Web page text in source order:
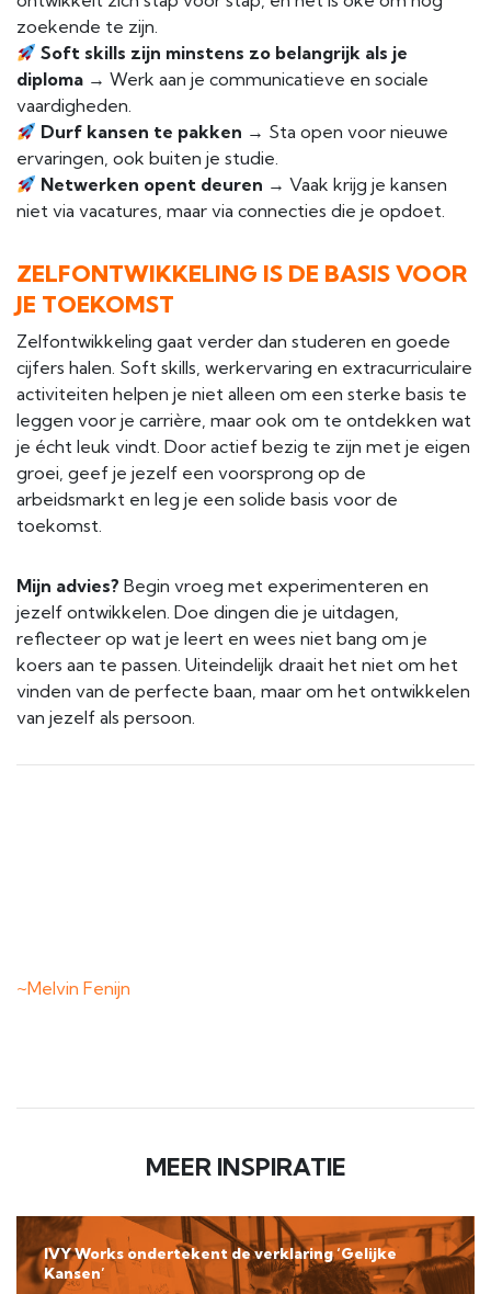
zoekende te zijn.
Soft skills zijn minstens zo belangrijk als je
diploma → Werk aan je communicatieve en sociale
vaardigheden.
Durf kansen te pakken → Sta open voor nieuwe
ervaringen, ook buiten je studie.
Netwerken opent deuren → Vaak krijg je kansen
niet via vacatures, maar via connecties die je opdoet.
ZELFONTWIKKELING IS DE BASIS VOOR
JE TOEKOMST
Zelfontwikkeling gaat verder dan studeren en goede
cijfers halen. Soft skills, werkervaring en extracurriculaire
activiteiten helpen je niet alleen om een sterke basis te
leggen voor je carrière, maar ook om te ontdekken wat
je écht leuk vindt. Door actief bezig te zijn met je eigen
groei, geef je jezelf een voorsprong op de
arbeidsmarkt en leg je een solide basis voor de
toekomst.
Mijn advies? Begin vroeg met experimenteren en
jezelf ontwikkelen. Doe dingen die je uitdagen,
reflecteer op wat je leert en wees niet bang om je
koers aan te passen. Uiteindelijk draait het niet om het
vinden van de perfecte baan, maar om het ontwikkelen
van jezelf als persoon.
~Melvin Fenijn
MEER INSPIRATIE
IVY Works ondertekent de verklaring ‘Gelijke
Kansen’